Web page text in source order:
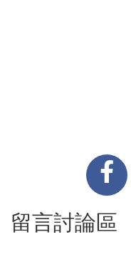
留言討論區